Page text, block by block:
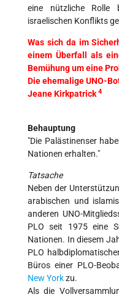
eine nützliche Rolle
israelischen Konflikts
Was sich da im
einem Überfall als
Bemühung um eine
Die ehemalige UNO-
Jeane Kirkpatrick4
Behauptung
"Die Palästinenser
Nationen erhalten."
Tatsache
Neben der
arabischen und
anderen UNO-
PLO seit 1975 eine
Nationen. In diesem
PLO
Büros einer PLO-
New Yorkzu.
Als die